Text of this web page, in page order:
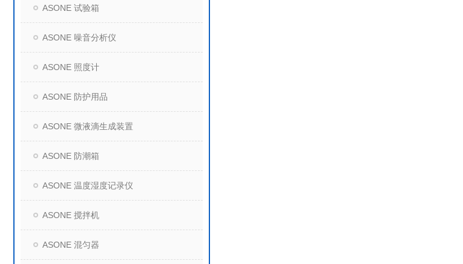
ASONE 试验箱
ASONE 噪音分析仪
ASONE 照度计
ASONE 防护用品
ASONE 微液滴生成装置
ASONE 防潮箱
ASONE 温度湿度记录仪
ASONE 搅拌机
ASONE 混匀器